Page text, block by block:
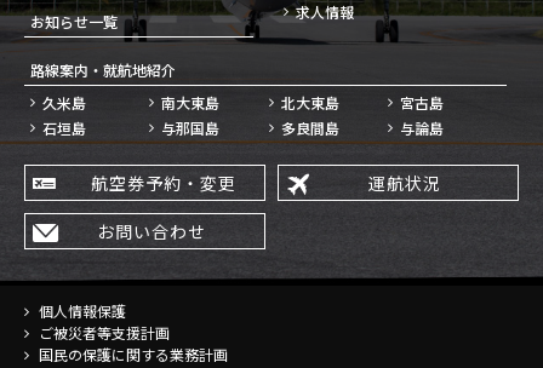
お知らせ一覧
求人情報
路線案内・就航地紹介
久米島
南大東島 北大東島
宮古島
石垣島
与那国島 多良間島 与論島
航空券予約・変更
運航状況
お問い合わせ
個人情報保護
ご被災者等支援計画
国民の保護に関する業務計画